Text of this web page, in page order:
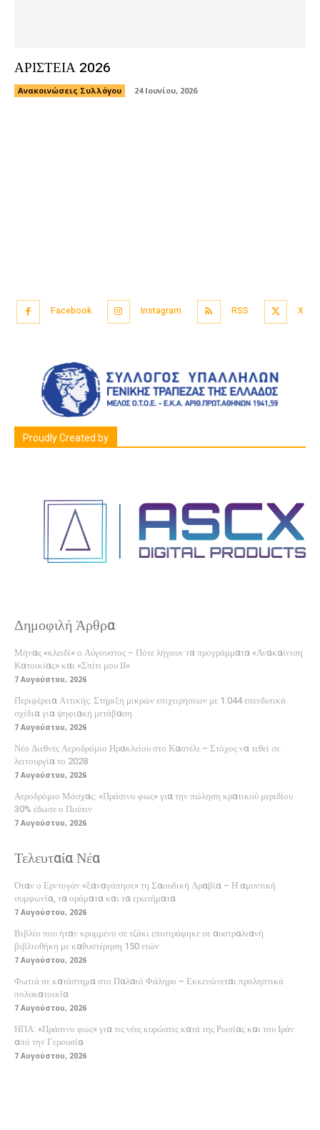
ΑΡΙΣΤΕΙΑ 2026
Ανακοινώσεις Συλλόγου 24 Ιουνίου, 2026
Facebook Instagram RSS X
Proudly Created by
Δημοφιλή Άρθρα
Μήνας «κλειδί» ο Αύγουστος – Πότε λήγουν τα προγράμματα «Ανακαίνιση
Κατοικίας» και «Σπίτι μου ΙΙ»
7 Αυγούστου, 2026
Περιφέρεια Αττικής: Στήριξη μικρών επιχειρήσεων με 1.044 επενδυτικά
σχέδια για ψηφιακή μετάβαση
7 Αυγούστου, 2026
Νέο Διεθνές Αεροδρόμιο Ηρακλείου στο Καστέλι – Στόχος να τεθεί σε
λειτουργία το 2028
7 Αυγούστου, 2026
Αεροδρόμιο Μόσχας: «Πράσινο φως» για την πώληση κρατικού μεριδίου
30% έδωσε ο Πούτιν
7 Αυγούστου, 2026
Τελευταία Νέα
Όταν ο Ερντογάν «ξαναγάπησε» τη Σαουδική Αραβία – Η αμυντική
συμφωνία, τα οράματα και τα ερωτήματα
7 Αυγούστου, 2026
Βιβλίο που ήταν κρυμμένο σε τζάκι επιστράφηκε σε αυστραλιανή
βιβλιοθήκη με καθυστέρηση 150 ετών
7 Αυγούστου, 2026
Φωτιά σε κατάστημα στο Παλαιό Φάληρο – Εκκενώνεται προληπτικά
πολυκατοικία
7 Αυγούστου, 2026
ΗΠΑ: «Πράσινο φως» για τις νέες κυρώσεις κατά της Ρωσίας και του Ιράν
από την Γερουσία
7 Αυγούστου, 2026